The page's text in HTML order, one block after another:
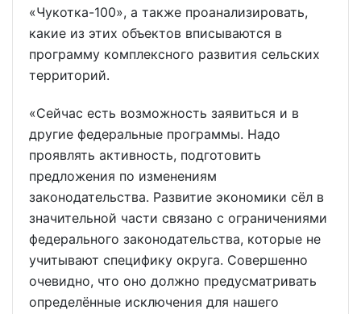
«Чукотка-100», а также проанализировать,
какие из этих объектов вписываются в
программу комплексного развития сельских
территорий.
«Сейчас есть возможность заявиться и в
другие федеральные программы. Надо
проявлять активность, подготовить
предложения по изменениям
законодательства. Развитие экономики сёл в
значительной части связано с ограничениями
федерального законодательства, которые не
учитывают специфику округа. Совершенно
очевидно, что оно должно предусматривать
определённые исключения для нашего